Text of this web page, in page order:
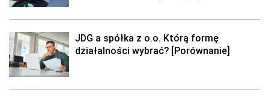
JDG a spółka z o.o. Którą formę
działalności wybrać? [Porównanie]